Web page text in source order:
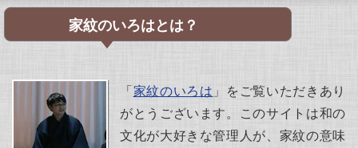
家紋のいろはとは？
「家紋のいろは 」をご覧いただきあり
がとうございます。このサイトは和の
文化が大好きな管理人が、家紋の意味